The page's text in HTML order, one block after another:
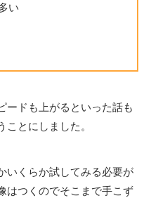
い
ードも上がるといった話も
とにしました。
いくらか試してみる必要が
はつくのでそこまで手こず